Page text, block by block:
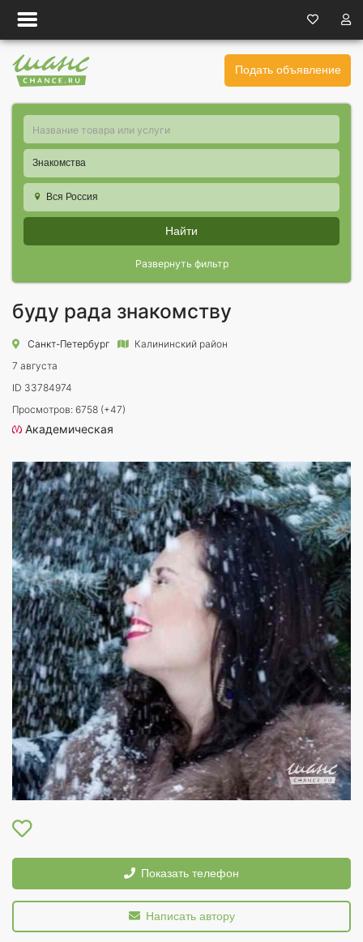
Подать объявление
Знакомства
Вся Россия
Найти
Развернуть фильтр
буду рада знакомству
Санкт-Петербург
Калининский район
7 августа
ID 33784974
Просмотров: 6758 (+47)
Академическая
Показать телефон
Написать автору